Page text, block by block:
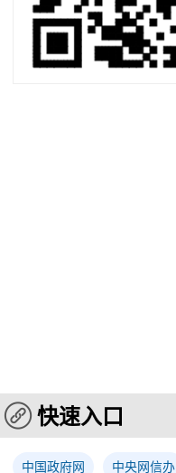
快速入口
中国政府网 中央网信办